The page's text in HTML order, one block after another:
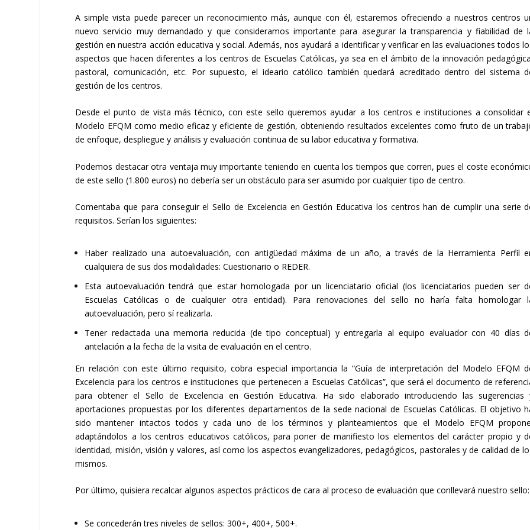
A simple vista puede parecer un reconocimiento más, aunque con él, estaremos ofreciendo a nuestros centros
nuevo servicio muy demandado y que consideramos importante para asegurar la transparencia y fiabilidad de
gestión en nuestra acción educativa y social. Además, nos ayudará a identificar y verificar en las evaluaciones todos
aspectos que hacen diferentes a los centros de Escuelas Católicas, ya sea en el ámbito de la innovación
pastoral, comunicación, etc. Por supuesto, el ideario católico también quedará acreditado dentro del sistema
gestión de los centros.
Desde el punto de vista más técnico, con este sello queremos ayudar a los centros e instituciones a consolidar
Modelo EFQM como medio eficaz y eficiente de gestión, obteniendo resultados excelentes como fruto de un
de enfoque, despliegue y análisis y evaluación continua de su labor educativa y formativa.
Podemos destacar otra ventaja muy importante teniendo en cuenta los tiempos que corren, pues el coste
de este sello (1.800 euros) no debería ser un obstáculo para ser asumido por cualquier tipo de centro.
Comentaba que para conseguir el Sello de Excelencia en Gestión Educativa los centros han de cumplir una serie
requisitos. Serían los siguientes:
Haber realizado una autoevaluación, con antigüedad máxima de un año, a través de la Herramienta Perfil
cualquiera de sus dos modalidades: Cuestionario o REDER.
Esta autoevaluación tendrá que estar homologada por un licenciatario oficial (los licenciatarios pueden ser
Escuelas Católicas o de cualquier otra entidad). Para renovaciones del sello no haría falta homologar
autoevaluación, pero sí realizarla.
Tener redactada una memoria reducida (de tipo conceptual) y entregarla al equipo evaluador con 40 días
antelación a la fecha de la visita de evaluación en el centro.
En relación con este último requisito, cobra especial importancia la “Guía de interpretación del Modelo EFQM
Excelencia para los centros e instituciones que pertenecen a Escuelas Católicas”, que será el documento de
para obtener el Sello de Excelencia en Gestión Educativa. Ha sido elaborado introduciendo las sugerencias
aportaciones propuestas por los diferentes departamentos de la sede nacional de Escuelas Católicas. El objetivo
sido mantener intactos todos y cada uno de los términos y planteamientos que el Modelo EFQM
adaptándolos a los centros educativos católicos, para poner de manifiesto los elementos del carácter propio y
identidad, misión, visión y valores, así como los aspectos evangelizadores, pedagógicos, pastorales y de calidad de
mismos.
Por último, quisiera recalcar algunos aspectos prácticos de cara al proceso de evaluación que conllevará nuestro sello:
Se concederán tres niveles de sellos: 300+, 400+, 500+.